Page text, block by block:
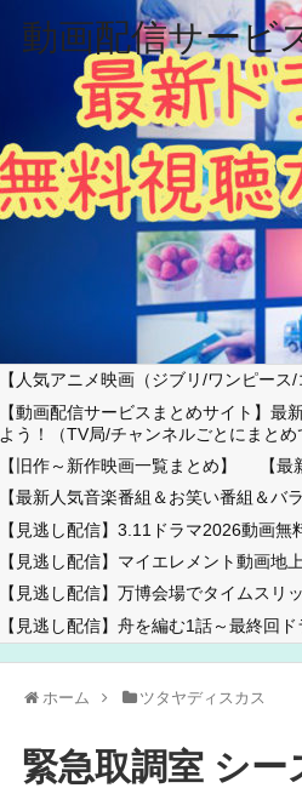
動画配信サービ
【人気アニメ映画（ジブリ/ワンピー
【動画配信サービスまとめサイト】
よう！（TV局/チャンネルごとにまとめ
【旧作～新作映画一覧まとめ】
【
【最新人気音楽番組＆お笑い番組＆バ
【見逃し配信】3.11ドラマ2026動画
【見逃し配信】マイエレメント動画地
【見逃し配信】万博会場でタイムスリ
【見逃し配信】舟を編む1話～最終回
ホーム ツタヤディスカス
緊急取調室 シ